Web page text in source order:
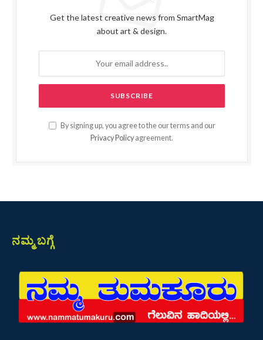
Get the latest creative news from SmartMag
about art & design.
By signing up, you agree to the our terms and our
Privacy Policy agreement.
ನಮ್ಮ ಬಗ್ಗೆ